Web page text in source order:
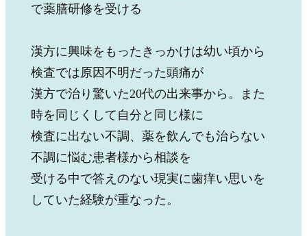
で薬膳研修を受ける
漢方に興味をもったきっかけは幼い頃から
検査では原因不明だった頭痛が
漢方で治り驚いた20代の出来事から。また
時を同じくして自分と同じ様に
検査に出ない不調、薬を飲んでも治らない
不調に悩む患者様から相談を
受ける中で答えのない現実に歯痒い思いを
していた経験が重なった。